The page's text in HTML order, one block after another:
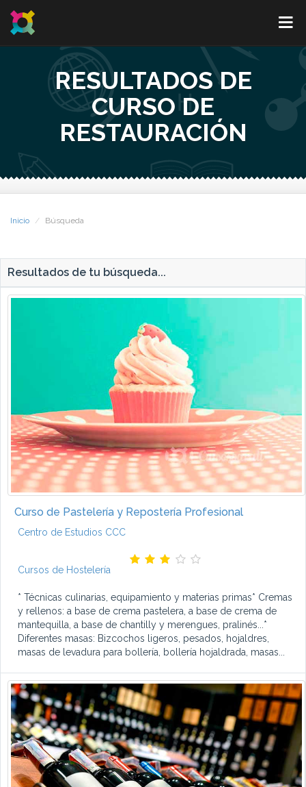
RESULTADOS DE
CURSO DE
RESTAURACIÓN
Inicio Búsqueda
Resultados de tu búsqueda...
Curso de Pastelería y Repostería Profesional
Centro de Estudios CCC
Cursos de Hostelería
* Técnicas culinarias, equipamiento y materias primas* Cremas
y rellenos: a base de crema pastelera, a base de crema de
mantequilla, a base de chantilly y merengues, pralinés...*
Diferentes masas: Bizcochos ligeros, pesados, hojaldres,
masas de levadura para bollería, bollería hojaldrada, masas...